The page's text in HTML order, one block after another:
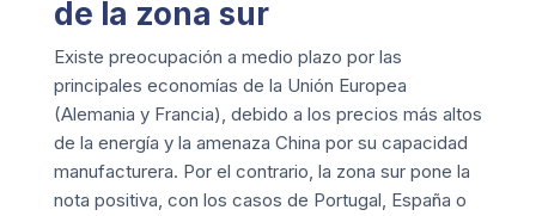
de la zona sur
Existe preocupación a medio plazo por las
principales economías de la Unión Europea
(Alemania y Francia), debido a los precios más altos
de la energía y la amenaza China por su capacidad
manufacturera. Por el contrario, la zona sur pone la
nota positiva, con los casos de Portugal, España o